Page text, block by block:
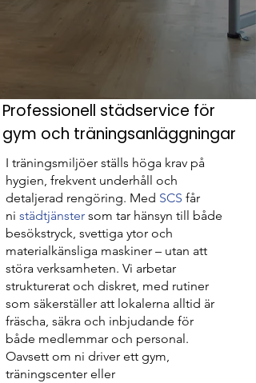
Professionell städservice för
gym och träningsanläggningar
I träningsmiljöer ställs höga krav på
hygien, frekvent underhåll och
detaljerad rengöring. Med SCS får
ni städtjänster som tar hänsyn till både
besökstryck, svettiga ytor och
materialkänsliga maskiner – utan att
störa verksamheten. Vi arbetar
strukturerat och diskret, med rutiner
som säkerställer att lokalerna alltid är
fräscha, säkra och inbjudande för
både medlemmar och personal.
Oavsett om ni driver ett gym,
träningscenter eller